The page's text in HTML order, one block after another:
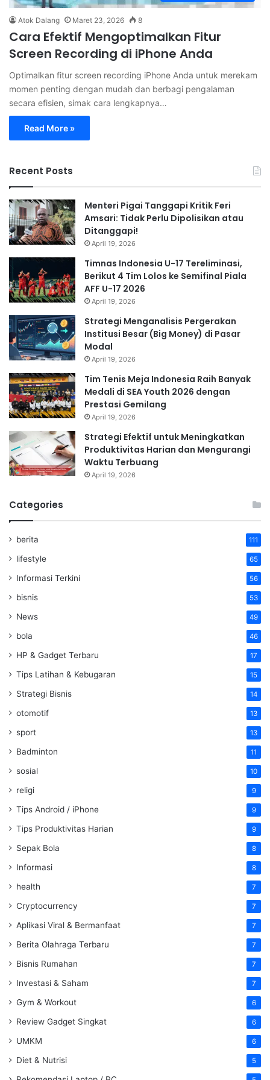
Atok Dalang Maret 23, 2026 8
Cara Efektif Mengoptimalkan Fitur
Screen Recording di iPhone Anda
Optimalkan fitur screen recording iPhone Anda untuk merekam
momen penting dengan mudah dan berbagi pengalaman
secara efisien, simak cara lengkapnya…
Read More »
Recent Posts
Menteri Pigai Tanggapi Kritik Feri
Amsari: Tidak Perlu Dipolisikan atau
Ditanggapi!
April 19, 2026
Timnas Indonesia U-17 Tereliminasi,
Berikut 4 Tim Lolos ke Semifinal Piala
AFF U-17 2026
April 19, 2026
Strategi Menganalisis Pergerakan
Institusi Besar (Big Money) di Pasar
Modal
April 19, 2026
Tim Tenis Meja Indonesia Raih Banyak
Medali di SEA Youth 2026 dengan
Prestasi Gemilang
April 19, 2026
Strategi Efektif untuk Meningkatkan
Produktivitas Harian dan Mengurangi
Waktu Terbuang
April 19, 2026
Categories
berita 111
lifestyle 65
Informasi Terkini 56
bisnis 53
News 49
bola 46
HP & Gadget Terbaru 17
Tips Latihan & Kebugaran 15
Strategi Bisnis 14
otomotif 13
sport 13
Badminton 11
sosial 10
religi 9
Tips Android / iPhone 9
Tips Produktivitas Harian 9
Sepak Bola 8
Informasi 8
health 7
Cryptocurrency 7
Aplikasi Viral & Bermanfaat 7
Berita Olahraga Terbaru 7
Bisnis Rumahan 7
Investasi & Saham 7
Gym & Workout 6
Review Gadget Singkat 6
UMKM 6
Diet & Nutrisi 5